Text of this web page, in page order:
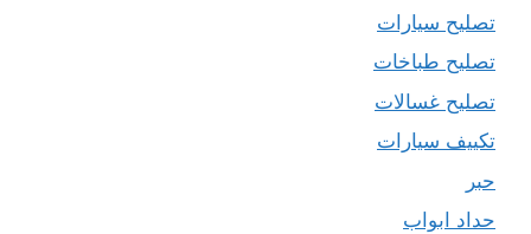
تصليح سيارات
تصليح طباخات
تصليح غسالات
تكييف سيارات
حبر
حداد ابواب